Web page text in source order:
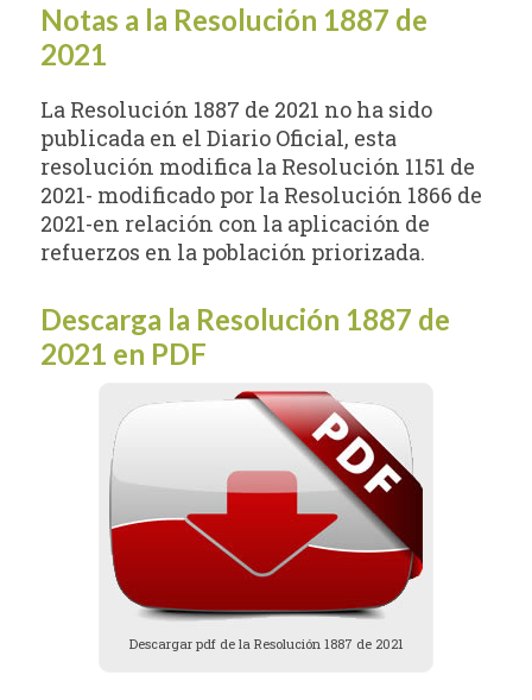
Notas a la Resolución 1887 de
2021
La Resolución 1887 de 2021 no ha sido
publicada en el Diario Oficial, esta
resolución modifica la Resolución 1151 de
2021- modificado por la Resolución 1866 de
2021-en relación con la aplicación de
refuerzos en la población priorizada.
Descarga la Resolución 1887 de
2021 en PDF
Descargar pdf de la Resolución 1887 de 2021